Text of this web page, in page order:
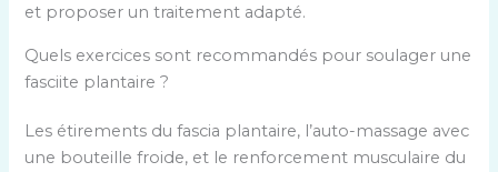
et proposer un traitement adapté.
Quels exercices sont recommandés pour soulager une
fasciite plantaire ?
Les étirements du fascia plantaire, l’auto-massage avec
une bouteille froide, et le renforcement musculaire du